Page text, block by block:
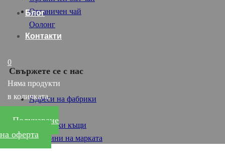
Блог
Контакти
0
Няма продукти
в количката.
Получаване
на оферта
Органичен чай
Оолонг
Свържете се с нас
Адреси на фабрики
Търговски къщи
Магазини на марката